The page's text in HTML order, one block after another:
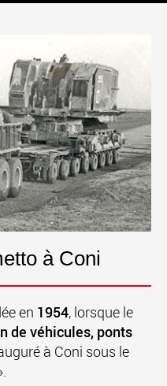
à Coni
en 1954, lorsque le
de véhicules, ponts
à Coni sous le